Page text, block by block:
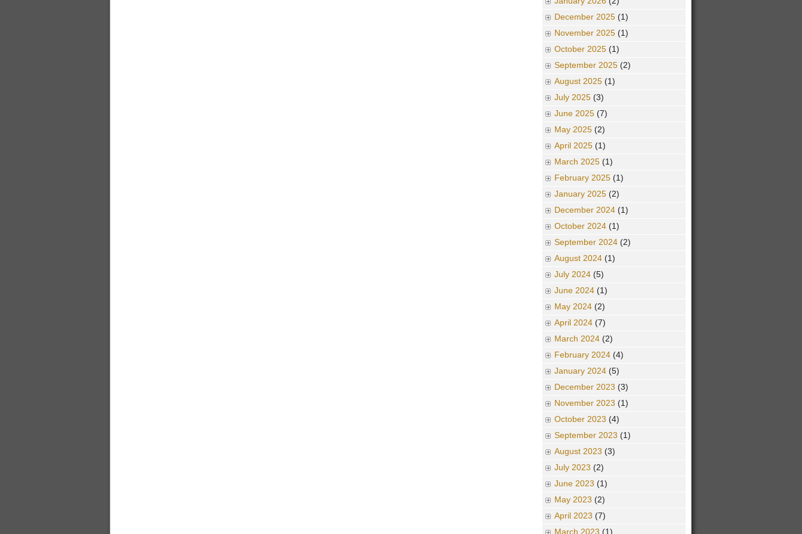
December 2025 (1)
November 2025 (1)
October 2025 (1)
September 2025 (2)
August 2025 (1)
July 2025 (3)
June 2025 (7)
May 2025 (2)
April 2025 (1)
March 2025 (1)
February 2025 (1)
January 2025 (2)
December 2024 (1)
October 2024 (1)
September 2024 (2)
August 2024 (1)
July 2024 (5)
June 2024 (1)
May 2024 (2)
April 2024 (7)
March 2024 (2)
February 2024 (4)
January 2024 (5)
December 2023 (3)
November 2023 (1)
October 2023 (4)
September 2023 (1)
August 2023 (3)
July 2023 (2)
June 2023 (1)
May 2023 (2)
April 2023 (7)
March 2023 (1)